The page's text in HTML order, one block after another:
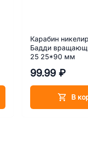
Карабин
Бадди
25 25*90 мм
99.99 ₽
В